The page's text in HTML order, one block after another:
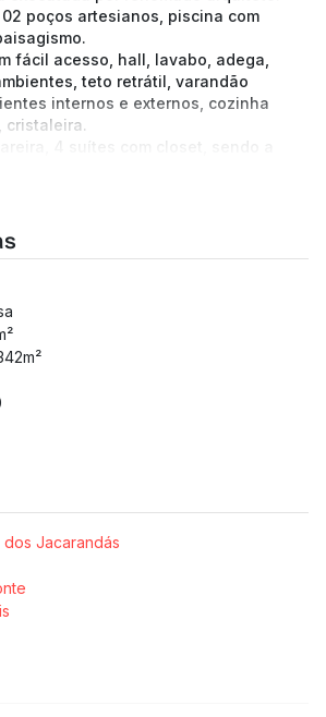
poços artesianos, piscina com
fácil acesso, hall, lavabo, adega,
teto retrátil, varandão
internos e externos, cozinha
cristaleira.
4 suítes com closet, sendo a
área.
negócio!!!
com nossa equipe).
m²
dos Jacarandás